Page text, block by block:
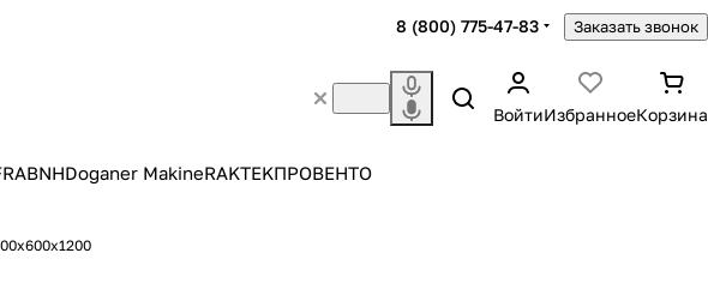
8 (800) 775-47-83 Заказать звонок
ВойтиИзбранноеКорзина
BNHDoganer MakineRAKTEKПРОВЕНТО